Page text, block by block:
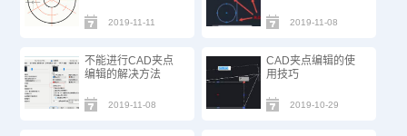
2019-11-11 2019-11-08
不能进行CAD夹点
编辑的解决方法
2019-11-08
CAD夹点编辑的使
用技巧
2019-10-29